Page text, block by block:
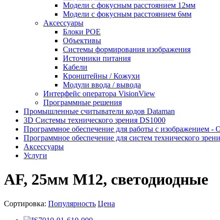
Модели с фокусным расстоянием 12мм
Модели с фокусным расстоянием 6мм
Аксессуары
Блоки POE
Объективы
Системы формирования изображения
Источники питания
Кабели
Кронштейны / Кожухи
Модули ввода / вывода
Интерфейс оператора VisionView
Программные решения
Промышленные считыватели кодов Dataman
3D Системы технического зрения DS1000
Программное обеспечение для работы с изображением -
Программное обеспечение для систем технического
Аксессуары
Услуги
AF, 25мм M12, светодиодные
Сортировка: Популярность Цена